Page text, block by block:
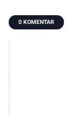
Jadi Awal Harapan
Panen Berlimpah
0 KOMENTAR